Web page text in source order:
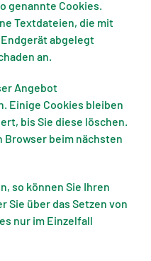
genannte Cookies.
Textdateien, die mit
abgelegt
an.
Angebot
Einige Cookies bleiben
bis Sie diese löschen.
Browser beim nächsten
so können Sie Ihren
Sie über das Setzen von
nur im Einzelfall